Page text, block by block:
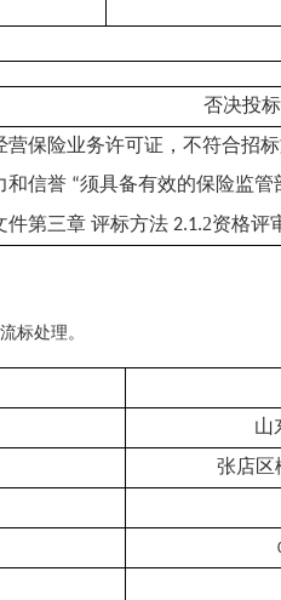
否决投
营保险业务许可证，不符合招
和信誉 “须具备有效的保险监管
件第三章 评标方法 2.1.2资格评
标处理。
山
张店区